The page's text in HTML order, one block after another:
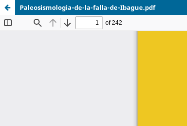
Paleosismologia-de-la-falla-de-Ibague.pdf